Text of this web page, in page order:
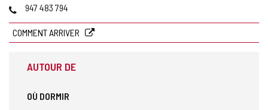
Téléphones
947 483 794
COMMENT ARRIVER
AUTOUR DE
OÙ DORMIR